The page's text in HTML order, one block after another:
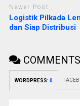
Newer Post
Logistik Pilkada
dan Siap Distribusi
COMMENTS
WORDPRESS: 0